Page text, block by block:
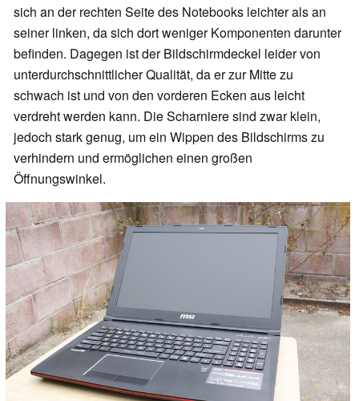
sich an der rechten Seite des Notebooks leichter als an
seiner linken, da sich dort weniger Komponenten darunter
befinden. Dagegen ist der Bildschirmdeckel leider von
unterdurchschnittlicher Qualität, da er zur Mitte zu
schwach ist und von den vorderen Ecken aus leicht
verdreht werden kann. Die Scharniere sind zwar klein,
jedoch stark genug, um ein Wippen des Bildschirms zu
verhindern und ermöglichen einen großen
Öffnungswinkel.